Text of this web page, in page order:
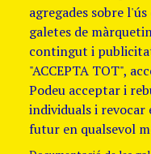
agregades sobre
galetes de
contingut i
"ACCEPTA TOT",
Podeu acceptar i
individuals i
futur en qualsevol